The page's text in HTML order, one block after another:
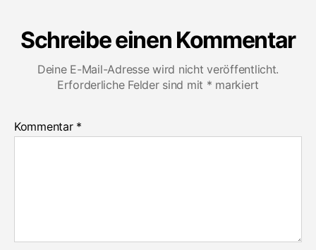
Schreibe einen Kommentar
Deine E-Mail-Adresse wird nicht veröffentlicht.
Erforderliche Felder sind mit * markiert
Kommentar *